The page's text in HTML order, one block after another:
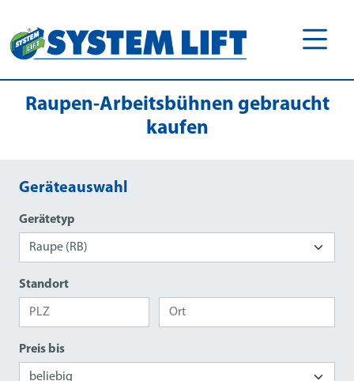
Raupen-Arbeitsbühnen gebraucht
kaufen
Geräteauswahl
Gerätetyp
Standort
Preis bis